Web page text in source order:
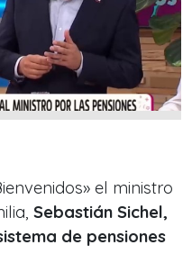
el ministro
Sebastián Sichel,
de pensiones